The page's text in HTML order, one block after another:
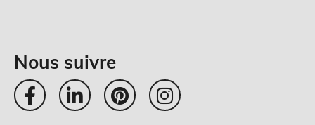
Nous suivre